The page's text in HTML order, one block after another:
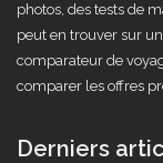
photos, des tests de
peut en trouver sur
comparateur de
comparer les offres
Derniers